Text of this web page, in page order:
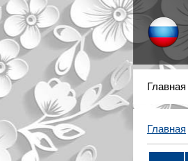
Главная
Главная